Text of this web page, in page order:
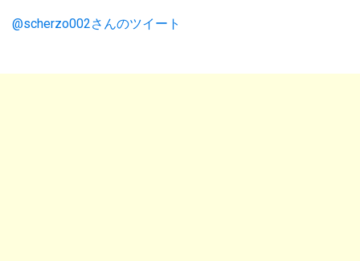
@scherzo002さんのツイート